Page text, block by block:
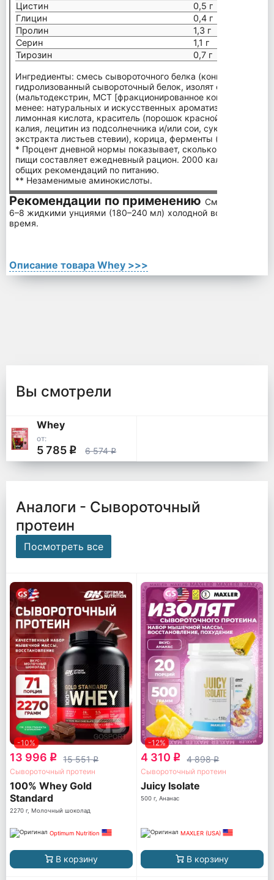
Цистин
0,5 г
Глицин
0,4 г
Пролин
1,3 г
Серин
1,1 г
Тирозин
0,7 г
Ингредиенты: смесь сывороточного белка (концентрат
гидролизованный сывороточный белок, изолят
(мальтодекстрин, МСТ [фракционированное кокосовое)
менее: натуральных и искусственных ароматизаторов,
лимонная кислота, краситель (порошок красной свеклы),
калия, лецитин из подсолнечника и/или сои, сукралоза,
экстракта листьев стевии), корица, ферменты (лактаза,
* Процент дневной нормы показывает, сколько
пищи составляет ежедневный рацион. 2000 калорий в день
общих рекомендаций по питанию.
** Незаменимые аминокислоты.
Рекомендации по применению Смешайте 1
6–8 жидкими унциями (180–240 мл) холодной воды или
время.
Описание товара Whey >>>
Вы смотрели
Whey
от:
5 785 q 6 574q
Аналоги - Сывороточный
протеин
Посмотреть все
-10%
13 996 q 15 551q
Сывороточный протеин
100% Whey Gold
Standard
2270 г, Молочный шоколад
Optimum Nutrition
В корзину
-12%
4 310 q 4 898q
Сывороточный протеин
Juicy Isolate
500 г, Ананас
MAXLER (USA)
В корзину